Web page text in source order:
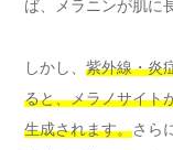
ば、メラニンが肌に
しかし、 紫外線・炎
ると、メラノサイト
生成されます。さら